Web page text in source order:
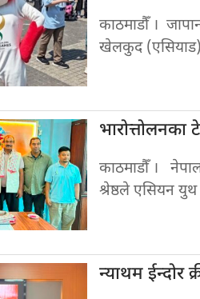
काठमाडौँ ।
खेलकुद
काठमाडौँ ।
श्रेष्ठले एसियन युथ
न्याथम ईन्दोर